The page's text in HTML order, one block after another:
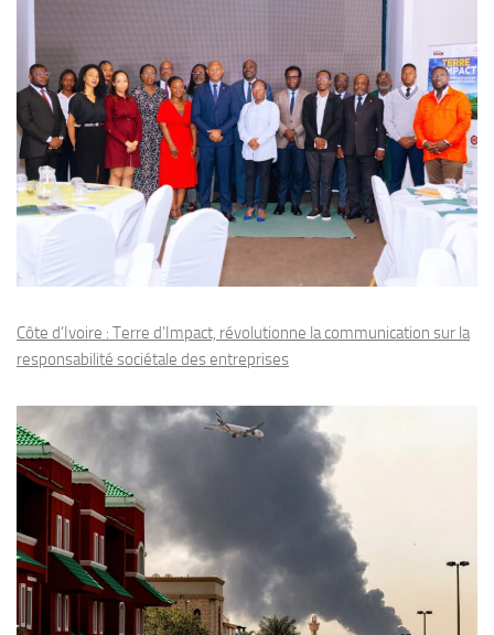
Côte d’Ivoire : Terre d’Impact, révolutionne la communication sur la
responsabilité sociétale des entreprises